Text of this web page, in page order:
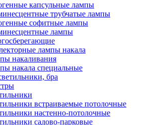
капсульные лампы
трубчатые лампы
софитные лампы
лампы
лампы накала
накаливания
накала специальные
бра
встраиваемые потолочные
настенно-потолочные
садово-парковые